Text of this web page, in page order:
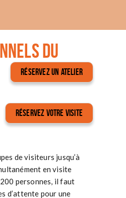
DU
RÉSERVEZ UN ATELIER
RÉSERVEZ VOTRE VISITE
de visiteurs jusqu’à
en visite
personnes, il faut
d’attente pour une